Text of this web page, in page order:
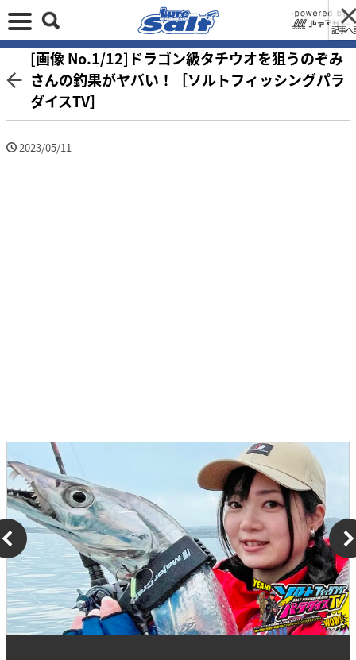
記事へ
[画像 No.1/12]ドラゴン級タチウオを狙うのぞみ
さんの釣果がヤバい！［ソルトフィッシングパラ
ダイスTV］
2023/05/11